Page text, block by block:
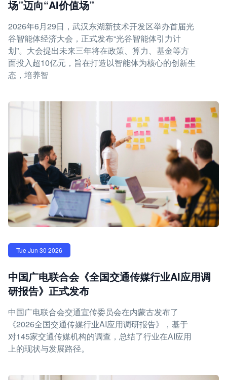
场”迈向“AI价值场”
2026年6月29日，武汉东湖新技术开发区举办首届光
谷智能体经济大会，正式发布“光谷智能体引力计
划”。大会提出未来三年将在政策、算力、基金等方
面投入超10亿元，旨在打造以智能体为核心的创新生
态，培养智
Tue Jun 30 2026
中国广电联合会《全国交通传媒行业AI应用调
研报告》正式发布
中国广电联合会交通宣传委员会在内蒙古发布了
《2026全国交通传媒行业AI应用调研报告》，基于
对145家交通传媒机构的调查，总结了行业在AI应用
上的现状与发展路径。